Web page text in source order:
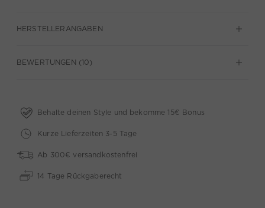
HERSTELLERANGABEN
BEWERTUNGEN (10)
Behalte deinen Style und bekomme 15€ Bonus
Kurze Lieferzeiten 3-5 Tage
Ab 300€ versandkostenfrei
14 Tage Rückgaberecht